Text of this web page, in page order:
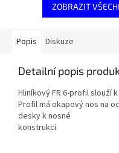
ZOBRAZIT
Popis Diskuze
Detailní popis
Hliníkový FR 6-profil slouží
Profil má okapový nos na
desky k nosné
konstrukci.